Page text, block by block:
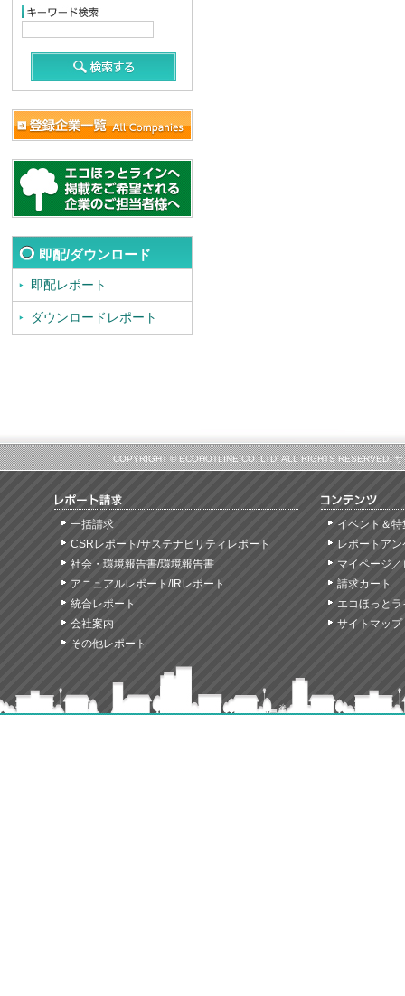
即配/ダウンロード
即配レポート
ダウンロードレポート
COPYRIGHT © ECOHOTLINE CO.,LTD. ALL RIGHTS RESERVED.
一括請求
CSRレポート/サステナビリティレポート
社会・環境報告書/環境報告書
アニュアルレポート/IRレポート
統合レポート
会社案内
その他レポート
イベント＆特
レポートア
マイページ
請求カート
エコほっと
サイトマップ